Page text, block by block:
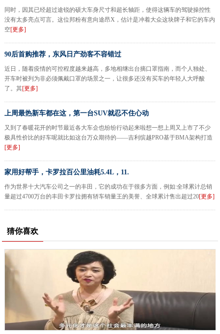
同时，因其已经超过途锐的硕大车身尺寸和超长轴距，使得这辆车的驾驶操控性
没有太多亮点可言。这位邦粉有意向途昂X，估计是冲着大众这块牌子和它的车内
空[更多]
90后首购推荐，东风日产劲客不容错过
近日，随着疫情的可控程度越来越高，多地相继出台摘口罩指南，而个人独处、
开车时被列为非必须佩戴口罩的场景之一，让很多还没有买车的年轻人大呼酸
了。其[更多]
上周最热新车都在这，第一台SUV就忍不住心动
又到了春暖花开的时节最近各大车企也纷纷行动起来啦想一想上周又上市了不少
极具性价比的好车呢就比如这台万众期待的——吉利缤越PRO基于BMA架构打造
[更多]
家用好帮手，卡罗拉百公里油耗5.4L，11.
作为世界十大汽车公司之一的丰田，它的成功在于很多方面，例如:全球累计总销
量超过4700万台的丰田卡罗拉拥有轿车销量王的美誉、全球累计售出超过20[更多]
猜你喜欢